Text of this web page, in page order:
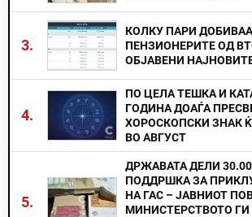
3.
КОЛКУ ПАРИ
ПЕНЗИОНЕРИТЕ ОД
ОБЈАВЕНИ
4.
ПО ЦЕЛА ТЕШКА И
ГОДИНА ДОАЃА
ХОРОСКОПСКИ ЗНАК
ВО АВГУСТ
5.
ДРЖАВАТА ДЕЛИ
ПОДДРШКА ЗА
НА ГАС – ЈАВНИОТ
МИНИСТЕРСТВОТО